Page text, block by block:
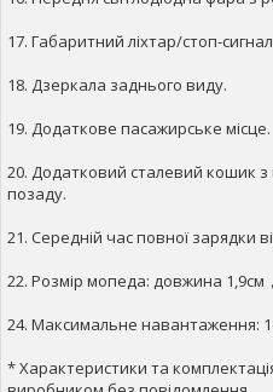
17. Габаритний ліхтар/стоп-
18. Дзеркала заднього виду.
19. Додаткове пасажирське місце.
20. Додатковий сталевий кошик
позаду.
21. Середній час повної зарядки
22. Розмір мопеда: довжина
24. Максимальне навантаження:
* Характеристики та